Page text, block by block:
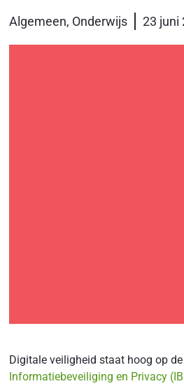
Algemeen, Onderwijs 23 juni
Digitale veiligheid staat hoog op
Informatiebeveiliging en Privacy